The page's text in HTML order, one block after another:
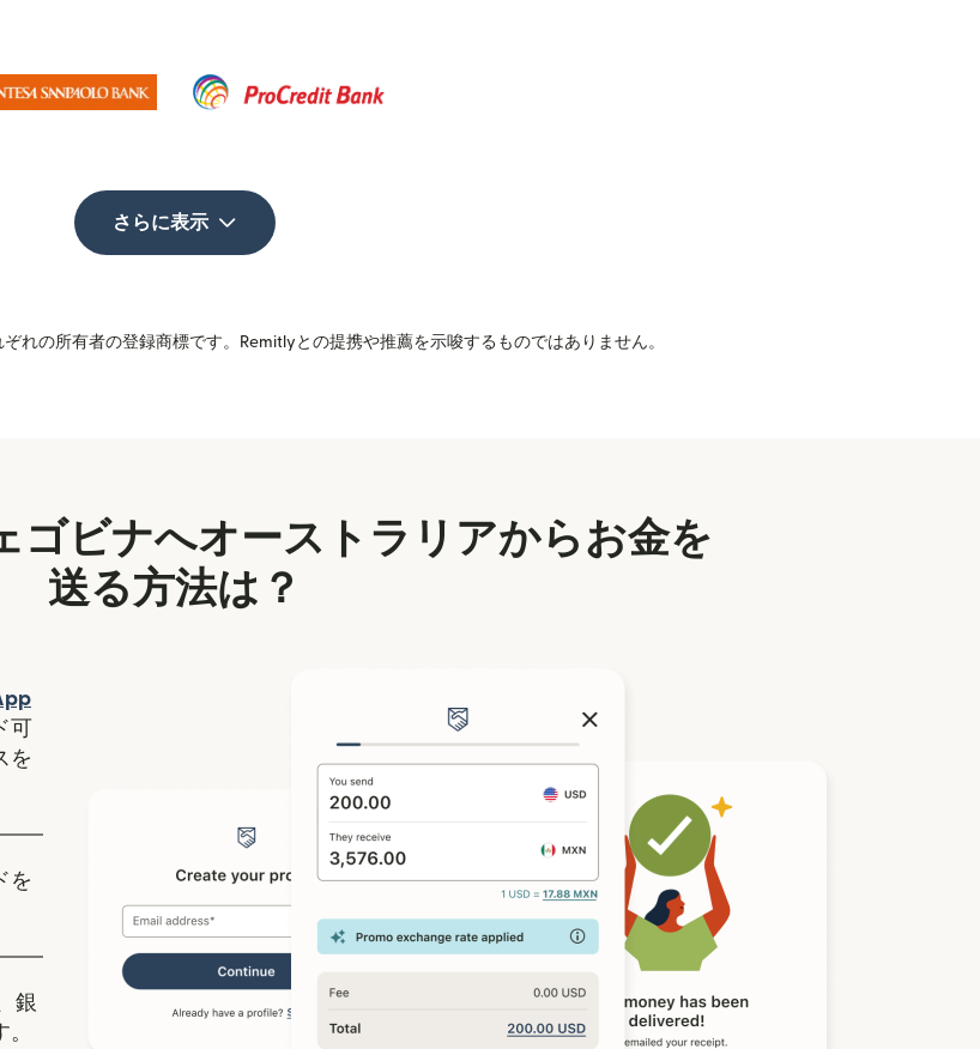
さらに表示
れの所有者の登録商標です。Remitlyとの提携や推薦を示唆するものではありません。
ゴビナへオーストラリアからお金を
送る方法は？
ドウで開きます）
きます）
を
を
銀